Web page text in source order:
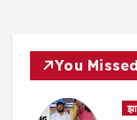
You Missed